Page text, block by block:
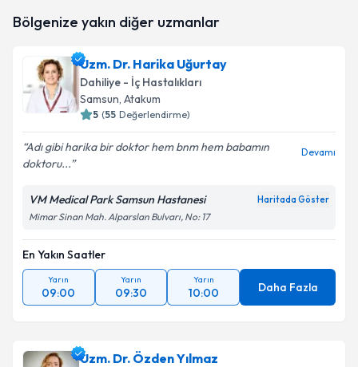
Bölgenize yakın diğer uzmanlar
Uzm. Dr. Harika Uğurtay
Dahiliye - İç Hastalıkları
Samsun, Atakum
5 (55 Değerlendirme)
Adı gibi harika bir doktor hem bnm hem babamın
doktoru...
Devamı
VM Medical Park Samsun Hastanesi Haritada Göster
Mimar Sinan Mah. Alparslan Bulvarı, No: 17
En Yakın Saatler
Yarın
09:00
Yarın
09:30
Yarın
10:00 Daha Fazla
Uzm. Dr. Özden Yılmaz